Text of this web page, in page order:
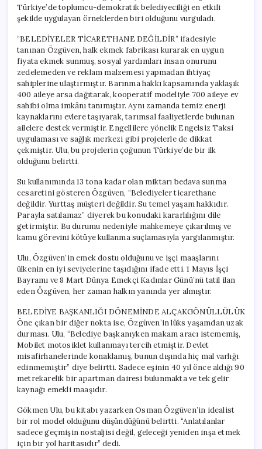
Türkiye’de toplumcu-demokratik belediyeciliği en etkili
şekilde uygulayan örneklerden biri olduğunu vurguladı.
“BELEDİYELER TİCARETHANE DEĞİLDİR” ifadesiyle
tanınan Özgüven, halk ekmek fabrikası kurarak en uygun
fiyata ekmek sunmuş, sosyal yardımları insan onurunu
zedelemeden ve reklam malzemesi yapmadan ihtiyaç
sahiplerine ulaştırmıştır. Barınma hakkı kapsamında yaklaşık
400 aileye arsa dağıtarak, kooperatif modeliyle 700 aileye ev
sahibi olma imkânı tanımıştır. Aynı zamanda temiz enerji
kaynaklarını evlere taşıyarak, tarımsal faaliyetlerde bulunan
ailelere destek vermiştir. Engellilere yönelik Engelsiz Taksi
uygulaması ve sağlık merkezi gibi projelerle de dikkat
çekmiştir. Ulu, bu projelerin çoğunun Türkiye’de bir ilk
olduğunu belirtti.
Su kullanımında 13 tona kadar olan miktarı bedava sunma
cesaretini gösteren Özgüven, “Belediyeler ticarethane
değildir. Yurttaş müşteri değildir. Su temel yaşam hakkıdır.
Parayla satılamaz” diyerek bu konudaki kararlılığını dile
getirmiştir. Bu durumu nedeniyle mahkemeye çıkarılmış ve
kamu görevini kötüye kullanma suçlamasıyla yargılanmıştır.
Ulu, Özgüven’in emek dostu olduğunu ve işçi maaşlarını
ülkenin en iyi seviyelerine taşıdığını ifade etti. 1 Mayıs İşçi
Bayramı ve 8 Mart Dünya Emekçi Kadınlar Günü’nü tatil ilan
eden Özgüven, her zaman halkın yanında yer almıştır.
BELEDİYE BAŞKANLIĞI DÖNEMİNDE ALÇAKGÖNÜLLÜLÜK
Öne çıkan bir diğer nokta ise, Özgüven’in lüks yaşamdan uzak
durması. Ulu, “Belediye başkanıyken makam aracı istememiş,
Mobilet motosiklet kullanmayı tercih etmiştir. Devlet
misafirhanelerinde konaklamış, bunun dışında hiç mal varlığı
edinmemiştir” diye belirtti. Sadece eşinin 40 yıl önce aldığı 90
metrekarelik bir apartman dairesi bulunmakta ve tek gelir
kaynağı emekli maaşıdır.
Gökmen Ulu, bu kitabı yazarken Osman Özgüven’in idealist
bir rol model olduğunu düşündüğünü belirtti. “Anlatılanlar
sadece geçmişin nostaljisi değil, geleceği yeniden inşa etmek
için bir yol haritasıdır” dedi.